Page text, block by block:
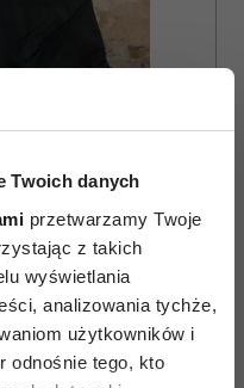
Twoich danych
przetwarzamy Twoje
z takich
wyświetlania
analizowania tychże,
użytkowników i
odnośnie tego, kto